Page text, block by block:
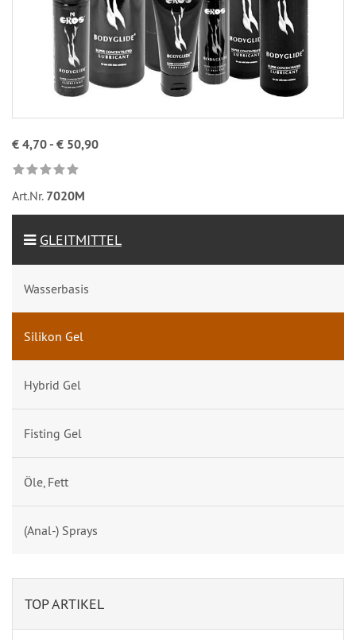
€ 4,70 - € 50,90
Art.Nr. 7020M
GLEITMITTEL
Wasserbasis
Silikon Gel
Hybrid Gel
Fisting Gel
Öle, Fett
(Anal-) Sprays
TOP ARTIKEL